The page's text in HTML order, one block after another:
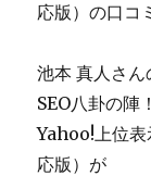
応版）の口コ
池本 真人さん
SEO八卦の陣
Yahoo!上位
応版）が